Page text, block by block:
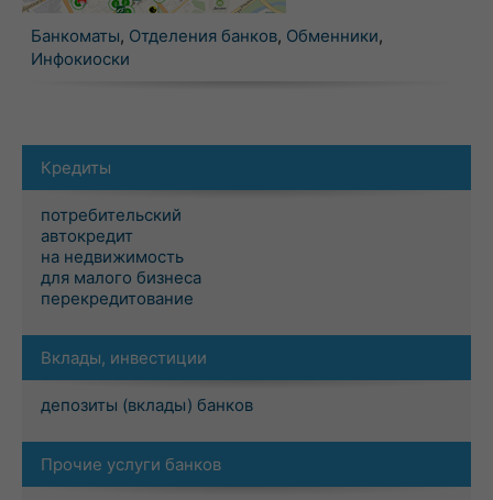
Банкоматы, Отделения банков, Обменники,
Инфокиоски
Кредиты
потребительский
автокредит
на недвижимость
для малого бизнеса
перекредитование
Вклады, инвестиции
депозиты (вклады) банков
Прочие услуги банков